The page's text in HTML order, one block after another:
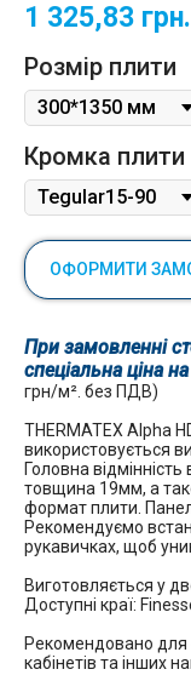
1 325,83 грн.
Розмір плити
Кромка плити
ОФОРМИТИ
При замовленні
спеціальна ціна
грн/м². без ПДВ)
THERMATEX Alpha
використовується
Головна
товщина 19мм, а
формат плити.
Рекомендуємо
рукавичках, щоб
Виготовляється у
Доступні краї:
Рекомендовано для
кабінетів та інших